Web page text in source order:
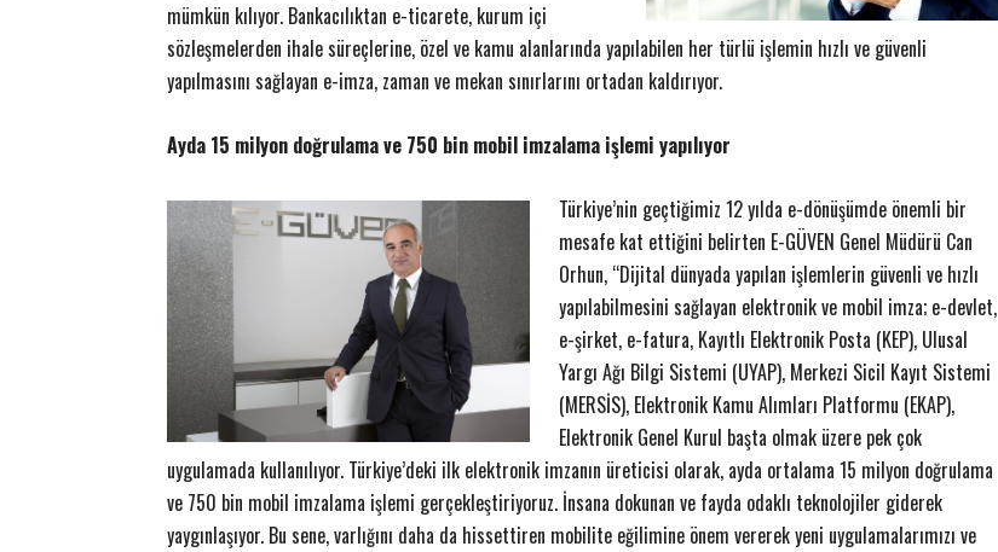
mümkün kılıyor. Bankacılıktan e-ticarete, kurum içi
sözleşmelerden ihale süreçlerine, özel ve kamu alanlarında yapılabilen her türlü işlemin hızlı ve güvenli
yapılmasını sağlayan e-imza, zaman ve mekan sınırlarını ortadan kaldırıyor.
Ayda 15 milyon doğrulama ve 750 bin mobil imzalama işlemi yapılıyor
Türkiye’nin geçtiğimiz 12 yılda e-dönüşümde önemli bir
mesafe kat ettiğini belirten E-GÜVEN Genel Müdürü Can
Orhun, “Dijital dünyada yapılan işlemlerin güvenli ve hızlı
yapılabilmesini sağlayan elektronik ve mobil imza; e-devlet,
e-şirket, e-fatura, Kayıtlı Elektronik Posta (KEP), Ulusal
Yargı Ağı Bilgi Sistemi (UYAP), Merkezi Sicil Kayıt Sistemi
(MERSİS), Elektronik Kamu Alımları Platformu (EKAP),
Elektronik Genel Kurul başta olmak üzere pek çok
uygulamada kullanılıyor. Türkiye’deki ilk elektronik imzanın üreticisi olarak, ayda ortalama 15 milyon doğrulama
ve 750 bin mobil imzalama işlemi gerçekleştiriyoruz. İnsana dokunan ve fayda odaklı teknolojiler giderek
yaygınlaşıyor. Bu sene, varlığını daha da hissettiren mobilite eğilimine önem vererek yeni uygulamalarımızı ve